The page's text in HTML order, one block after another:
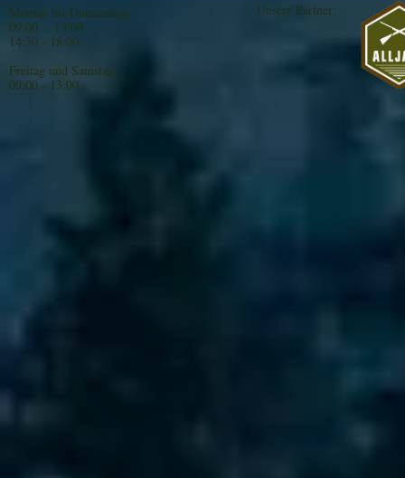
Montag bis Donnerstag:
09:00 - 13:00
14:30 - 18:00
Freitag und Samstag:
09:00 - 13:00
Unsere Partner: